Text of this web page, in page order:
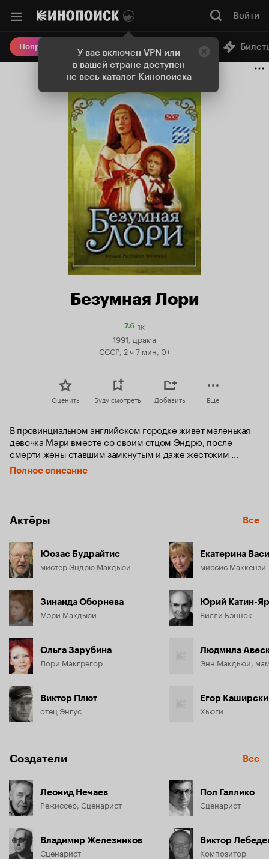
У вас включен VPN или
в вашей стране доступен
не весь каталог Кинопоиска
Войти
Попробовать Плюс Онлайн-кинотеатр
Безумная Лори
7.6Рейтинг
7.6
1K
1991, драма
СССР, 2 ч 7 мин, 0+
Оценить Буду смотреть Добавить Еще
В провинциальном английском городке живет маленькая
девочка Мэри вместе со своим отцом Эндрю, после
смерти жены ставшим замкнутым и даже жестоким
человеком. Однажды у девочки заболевает ее любимая
кошка.
даже втайне желает ее смерти. И тогда приходится
обратиться к колдунье Лори, которую многие здесь
На самом же деле это красивая молодая женщина, от
природы владеющая чудесным даром. После знакомства с
поймет, что, может быть, сам того не желая, в последнее
время приносил близким людям только боль.
Полное описание
Актёры Все
Юозас Будрайтис
мистер Эндрю Макдьюи
Зинаида Оборнева
Мэри Макдьюи
Ольга Зарубина
Лори Макгрегор
Виктор Плют
отец Энгус
Екатерина
миссис Маккензи
Юрий Катин-
Вилли Бэннок
Людмила
Энн Макдьюи,
Егор
Хьюги
Создатели Все
Леонид Нечаев
Режиссёр, Сценарист
Владимир Железников
Сценарист
Пол Галлико
Сценарист
Виктор
Композитор